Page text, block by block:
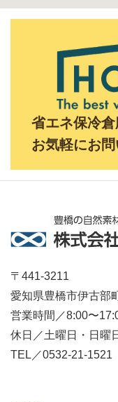
省エネ保冷倉
お気軽にお問
〒441-3211
愛知県豊橋市伊古部
営業時間／8:00〜
休日／土曜日・日曜
TEL／0532-21-